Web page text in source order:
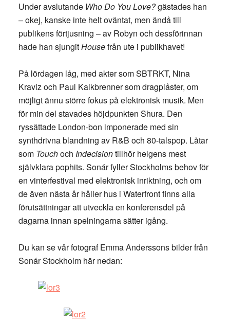
Under avslutande Who Do You Love?gästades han
– okej, kanske inte helt oväntat, men ändå till
publikens förtjusning – av Robyn och dessförinnan
hade han sjungitHousefrån ute i publikhavet!
På lördagen låg, med akter som SBTRKT, Nina
Kraviz och Paul Kalkbrenner som dragplåster, om
möjligt ännu större fokus på elektronisk musik. Men
för min del stavades höjdpunkten Shura. Den
ryssättade London-bon imponerade med sin
synthdrivna blandning av R&B och 80-talspop. Låtar
som Touchoch Indecisiontillhör helgens mest
självklara pophits. Sonár fyller Stockholms behov för
en vinterfestival med elektronisk inriktning, och om
de även nästa år håller hus i Waterfront finns alla
förutsättningar att utveckla en konferensdel på
dagarna innan spelningarna sätter igång.
Du kan se vår fotograf Emma Anderssons bilder från
Sonár Stockholm här nedan: